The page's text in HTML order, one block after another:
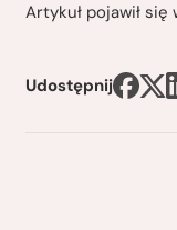
Artykuł pojawił
Udostępnij